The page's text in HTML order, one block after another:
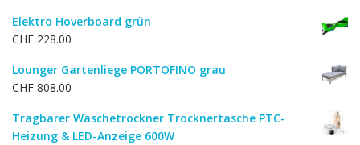
war:
ist:
Elektro Hoverboard grün
CHF 228.00
Lounger Gartenliege PORTOFINO grau
CHF 808.00
Tragbarer Wäschetrockner Trocknertasche PTC-
Heizung & LED-Anzeige 600W